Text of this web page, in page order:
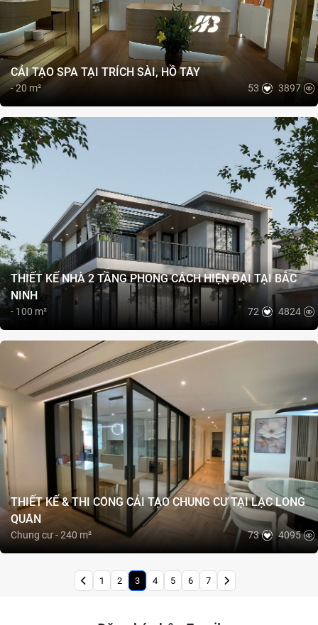
CẢI TẠO SPA TẠI TRÍCH SÀI, HỒ TÂY
- 20 m² 53 3897
THIẾT KẾ NHÀ 2 TẦNG PHONG CÁCH HIỆN ĐẠI TẠI BẮC
NINH
- 100 m² 72 4824
THIẾT KẾ & THI CÔNG CẢI TẠO CHUNG CƯ TẠI LẠC LONG
QUÂN
Chung cư - 240 m² 73 4095
1 2 3 4 5 6 7